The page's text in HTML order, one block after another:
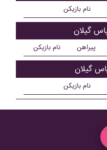
نام بازیکن
گيلان
نام بازیکن پیراهن
گيلان
نام بازیکن